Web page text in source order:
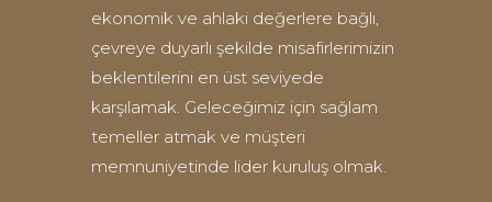
ekonomik ve ahlaki değerlere bağlı,
çevreye duyarlı şekilde misafirlerimizin
beklentilerini en üst seviyede
karşılamak. Geleceğimiz için sağlam
temeller atmak ve müşteri
memnuniyetinde lider kuruluş olmak.